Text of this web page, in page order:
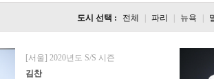
도시 선택 : 전체 | 파리 | 뉴욕 |
[서울] 2020년도 S/S 시즌
김찬